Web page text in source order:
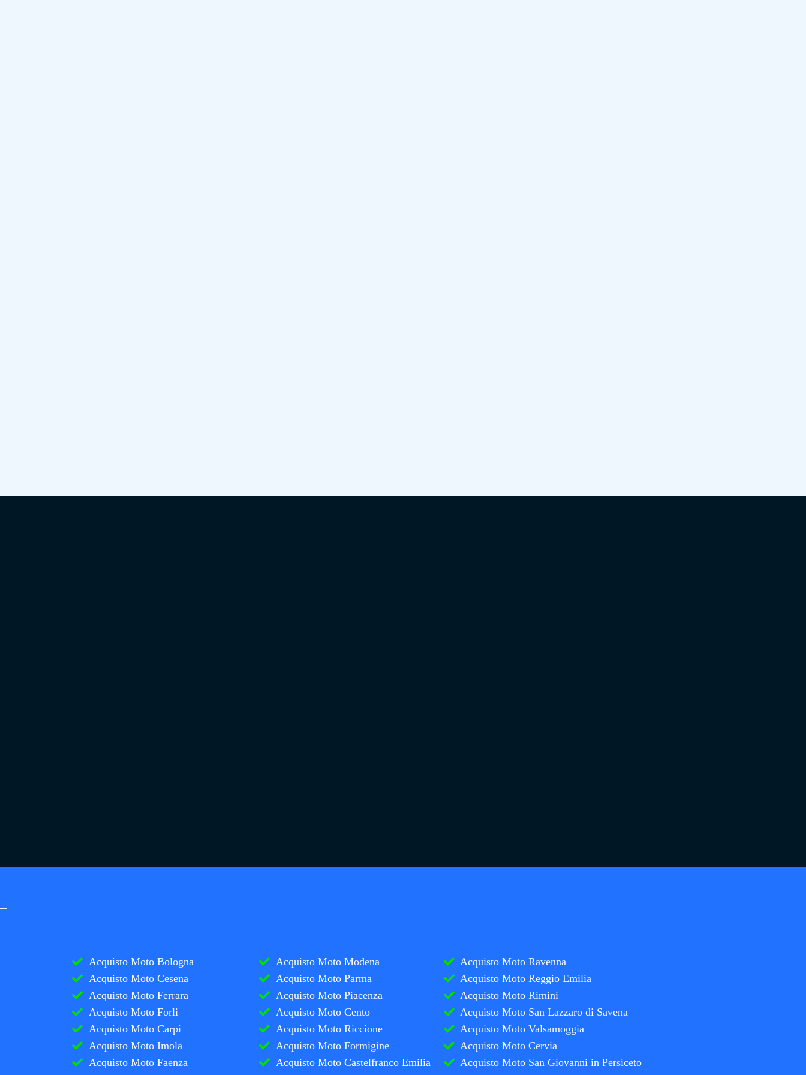
Acquisto Moto Bologna
Acquisto Moto Cesena
Acquisto Moto Ferrara
Acquisto Moto Forli
Acquisto Moto Carpi
Acquisto Moto Imola
Acquisto Moto Faenza
Acquisto Moto Modena
Acquisto Moto Parma
Acquisto Moto Piacenza
Acquisto Moto Cento
Acquisto Moto Riccione
Acquisto Moto Formigine
Acquisto Moto Castelfranco Emilia
Acquisto Moto Ravenna
Acquisto Moto Reggio Emilia
Acquisto Moto Rimini
Acquisto Moto San Lazzaro di Savena
Acquisto Moto Valsamoggia
Acquisto Moto Cervia
Acquisto Moto San Giovanni in Persiceto